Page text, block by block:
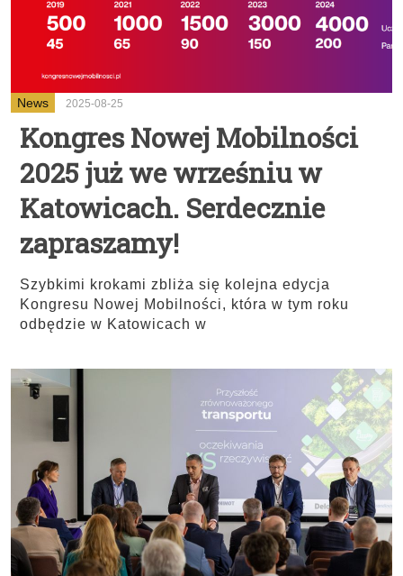
News 2025-08-25
Kongres Nowej Mobilności
2025 już we wrześniu w
Katowicach. Serdecznie
zapraszamy!
Szybkimi krokami zbliża się kolejna edycja
Kongresu Nowej Mobilności, która w tym roku
odbędzie w Katowicach w